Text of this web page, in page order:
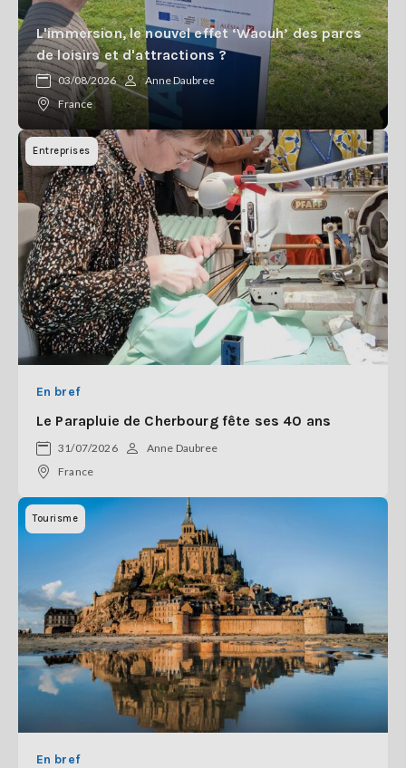
L'immersion, le nouvel effet ‘Waouh’ des parcs
de loisirs et d'attractions ?
03/08/2026
Anne Daubree
France
Entreprises
En bref
Le Parapluie de Cherbourg fête ses 40 ans
31/07/2026
Anne Daubree
France
Tourisme
En bref